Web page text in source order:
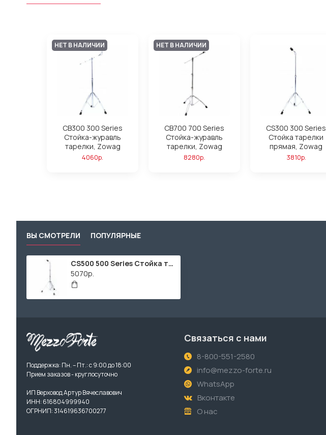
НЕТ В НАЛИЧИИ
CB300 300 Series
Стойка-журавль
тарелки, Zowag
4060р.
НЕТ В НАЛИЧИИ
CB700 700 Series
Стойка-журавль
тарелки, Zowag
8280р.
CS300 300 Series
Стойка тарелки
прямая, Zowag
3810р.
ВЫ СМОТРЕЛИ ПОПУЛЯРНЫЕ
CS500 500 Series Стойка тарелки прямая, Zowag
5070р.
Поддержка: Пн. – Пт.: с 9:00 до 18:00
Прием заказов - круглосуточно
ИП Верховод Артур Вячеславович
ИНН: 616804999940
ОГРНИП: 314619636700277
Связаться с нами
8-800-551-2580
info@mezzo-forte.ru
WhatsApp
Вконтакте
О нас